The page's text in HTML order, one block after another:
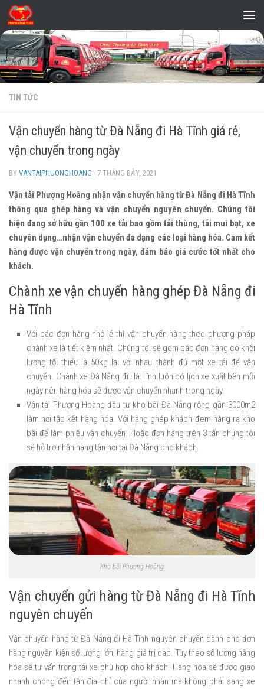
Skip to content
TIN TỨC
Vận chuyển hàng từ Đà Nẵng đi Hà Tĩnh giá rẻ,
vận chuyển trong ngày
BY VANTAIPHUONGHOANG · 7 THÁNG BẢY, 2021
Vận tải Phượng Hoàng nhận vận chuyển hàng từ Đà Nẵng đi Hà Tĩnh
thông qua ghép hàng và vận chuyển nguyên chuyến. Chúng tôi
hiện đang sở hữu gần 100 xe tải bao gồm tải thùng, tải mui bạt, xe
chuyên dụng…nhận vận chuyển đa dạng các loại hàng hóa. Cam kết
hàng được vận chuyển trong ngày, đảm bảo giá cước tốt nhất cho
khách.
Chành xe vận chuyển hàng ghép Đà Nẵng đi
Hà Tĩnh
Với các đơn hàng nhỏ lẻ thì vận chuyển hàng theo phương pháp
chành xe là tiết kiệm nhất. Chúng tôi sẽ gom các đơn hàng có khối
lượng tối thiểu là 50kg lại với nhau thành đủ một xe tải để vận
chuyển. Chành xe Đà Nẵng đi Hà Tĩnh luôn có lịch xe xuất bến mỗi
ngày nên hàng hóa sẽ được vận chuyển nhanh trong ngày.
Vận tải Phượng Hoàng đầu tư kho bãi Đà Nẵng rộng gần 3000m2
làm nơi tập kết hàng hóa. Với hàng ghép khách đem hàng ra kho
bãi để làm phiếu vận chuyển. Hoặc đơn hàng trên 3 tấn chúng tôi
sẽ hỗ trợ nhận hàng tận nơi tại Đà Nẵng cho khách.
Kho bãi Phượng Hoàng
Vận chuyển gửi hàng từ Đà Nẵng đi Hà Tĩnh
nguyên chuyến
Vận chuyển hàng từ Đà Nẵng đi Hà Tĩnh nguyên chuyến dành cho đơn
hàng nguyên kiện số lượng lớn, hàng giá trị cao. Tùy theo số lượng hàng
hóa sẽ tư vấn trọng tải xe phù hợp cho khách. Hàng hóa sẽ được giao
nhanh chóng đến tận địa chỉ của người nhận mà không phải sang xe